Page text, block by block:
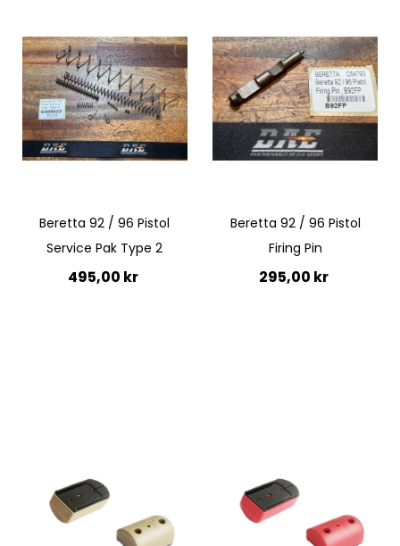
Quickview Quickview
Beretta 92 / 96 Pistol
Service Pak Type 2
495,00 kr
Quickview
Beretta 92 / 96 Pistol
Firing Pin
295,00 kr
Quickview